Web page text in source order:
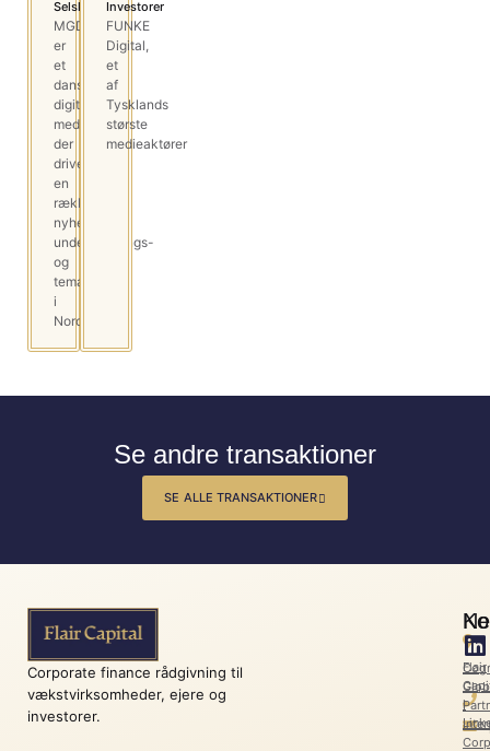
Selskab
MGDK
er
et
dansk
digitalt
mediehus,
der
driver
en
række
nyheds-,
underholdnings-
og
temaportaler
i
Norden
Investorer
FUNKE
Digital,
et
af
Tysklands
største
medieaktører
Se andre transaktioner
SE ALLE TRANSAKTIONER
Corporate finance rådgivning til
vækstvirksomheder, ejere og
investorer.
Flair
l